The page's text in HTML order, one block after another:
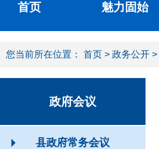
首页 魅力固始
您当前所在位置： 首页 > 政务公开 >
政府会议
县政府常务会议